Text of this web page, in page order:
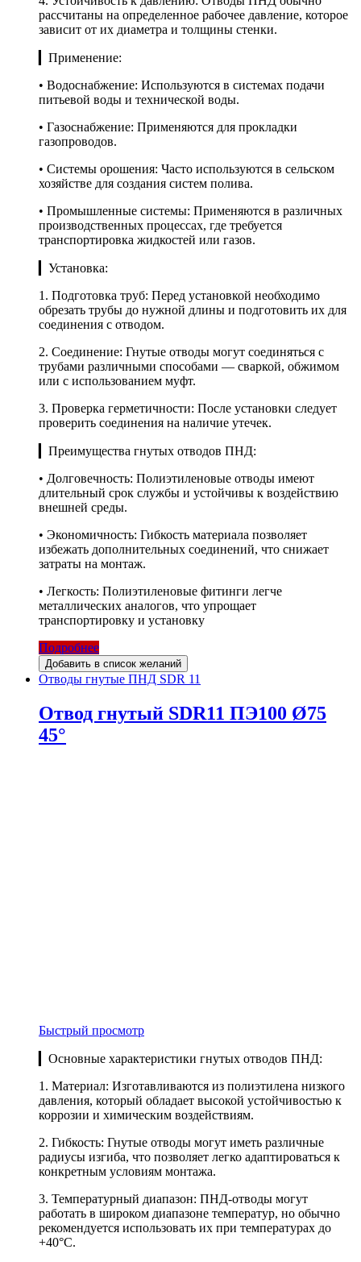
рассчитаны на определенное рабочее давление, которое
зависит от их диаметра и толщины стенки.
▎Применение:
• Водоснабжение: Используются в системах подачи
питьевой воды и технической воды.
• Газоснабжение: Применяются для прокладки
газопроводов.
• Системы орошения: Часто используются в сельском
хозяйстве для создания систем полива.
• Промышленные системы: Применяются в различных
производственных процессах, где требуется
транспортировка жидкостей или газов.
▎Установка:
1. Подготовка труб: Перед установкой необходимо
обрезать трубы до нужной длины и подготовить их для
соединения с отводом.
2. Соединение: Гнутые отводы могут соединяться с
трубами различными способами — сваркой, обжимом
или с использованием муфт.
3. Проверка герметичности: После установки следует
проверить соединения на наличие утечек.
▎Преимущества гнутых отводов ПНД:
• Долговечность: Полиэтиленовые отводы имеют
длительный срок службы и устойчивы к воздействию
внешней среды.
• Экономичность: Гибкость материала позволяет
избежать дополнительных соединений, что снижает
затраты на монтаж.
• Легкость: Полиэтиленовые фитинги легче
металлических аналогов, что упрощает
транспортировку и установку
Подробнее
Добавить в список желаний
Отводы гнутые ПНД SDR 11
Отвод гнутый SDR11 ПЭ100 Ø75
45°
Быстрый просмотр
▎Основные характеристики гнутых отводов ПНД:
1. Материал: Изготавливаются из полиэтилена низкого
давления, который обладает высокой устойчивостью к
коррозии и химическим воздействиям.
2. Гибкость: Гнутые отводы могут иметь различные
радиусы изгиба, что позволяет легко адаптироваться к
конкретным условиям монтажа.
3. Температурный диапазон: ПНД-отводы могут
работать в широком диапазоне температур, но обычно
рекомендуется использовать их при температурах до
+40°C.